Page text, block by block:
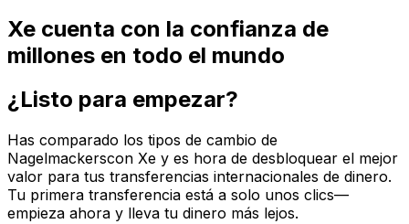
Xe cuenta con la confianza de
millones en todo el mundo
¿Listo para empezar?
Has comparado los tipos de cambio de
Nagelmackerscon Xe y es hora de desbloquear el mejor
valor para tus transferencias internacionales de dinero.
Tu primera transferencia está a solo unos clics—
empieza ahora y lleva tu dinero más lejos.